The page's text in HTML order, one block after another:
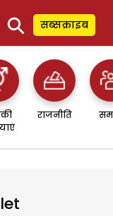
⚲ सब्सक्राइब
राजनीति